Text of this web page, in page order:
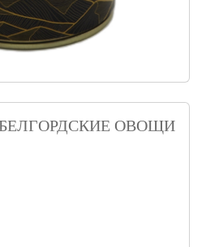
БЕЛГОРДСКИЕ ОВОЩИ